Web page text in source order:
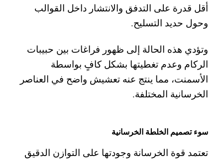
أقل قدرة على التدفق والانتشار داخل القوالب
وحول حديد التسليح.
وتؤدي هذه الحالة إلى ظهور فراغات بين حبيبات
الركام وعدم تغطيتها بشكل كافٍ بواسطة
الأسمنت، مما ينتج عنه تعشيش واضح في العناصر
الخرسانية المختلفة.
سوء تصميم الخلطة الخرسانية
تعتمد قوة الخرسانة وجودتها على التوازن الدقيق